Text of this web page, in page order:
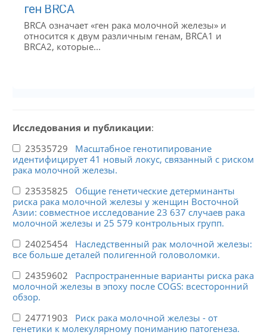
ген BRCA
BRCA означает «ген рака молочной железы» и
относится к двум различным генам, BRCA1 и
BRCA2, которые...
Исследования и публикации:
23535729 Масштабное генотипирование
идентифицирует 41 новый локус, связанный с риском
рака молочной железы.
23535825 Общие генетические детерминанты
риска рака молочной железы у женщин Восточной
Азии: совместное исследование 23 637 случаев рака
молочной железы и 25 579 контрольных групп.
24025454 Наследственный рак молочной железы:
все больше деталей полигенной головоломки.
24359602 Распространенные варианты риска рака
молочной железы в эпоху после COGS: всесторонний
обзор.
24771903 Риск рака молочной железы - от
генетики к молекулярному пониманию патогенеза.